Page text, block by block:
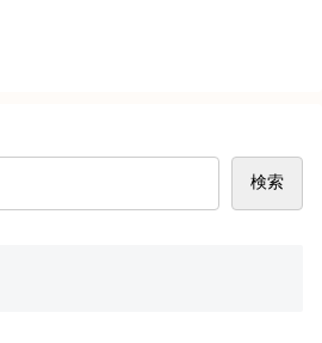
検索